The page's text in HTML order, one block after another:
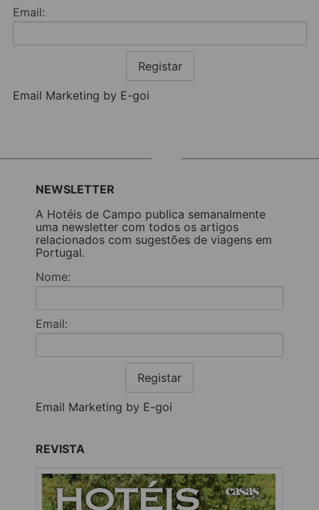
Email:
Registar
Email Marketing by E-goi
NEWSLETTER
A Hotéis de Campo publica semanalmente
uma newsletter com todos os artigos
relacionados com sugestões de viagens em
Portugal.
Nome:
Email:
Registar
Email Marketing by E-goi
REVISTA